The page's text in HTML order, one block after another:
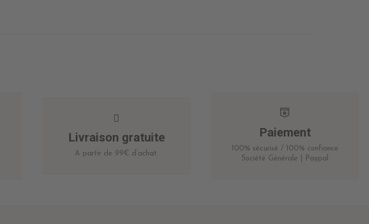
Livraison gratuite
A partir de 99€ d’achat.
Paiement
100% sécurisé / 100% confiance
Société Générale | Paypal